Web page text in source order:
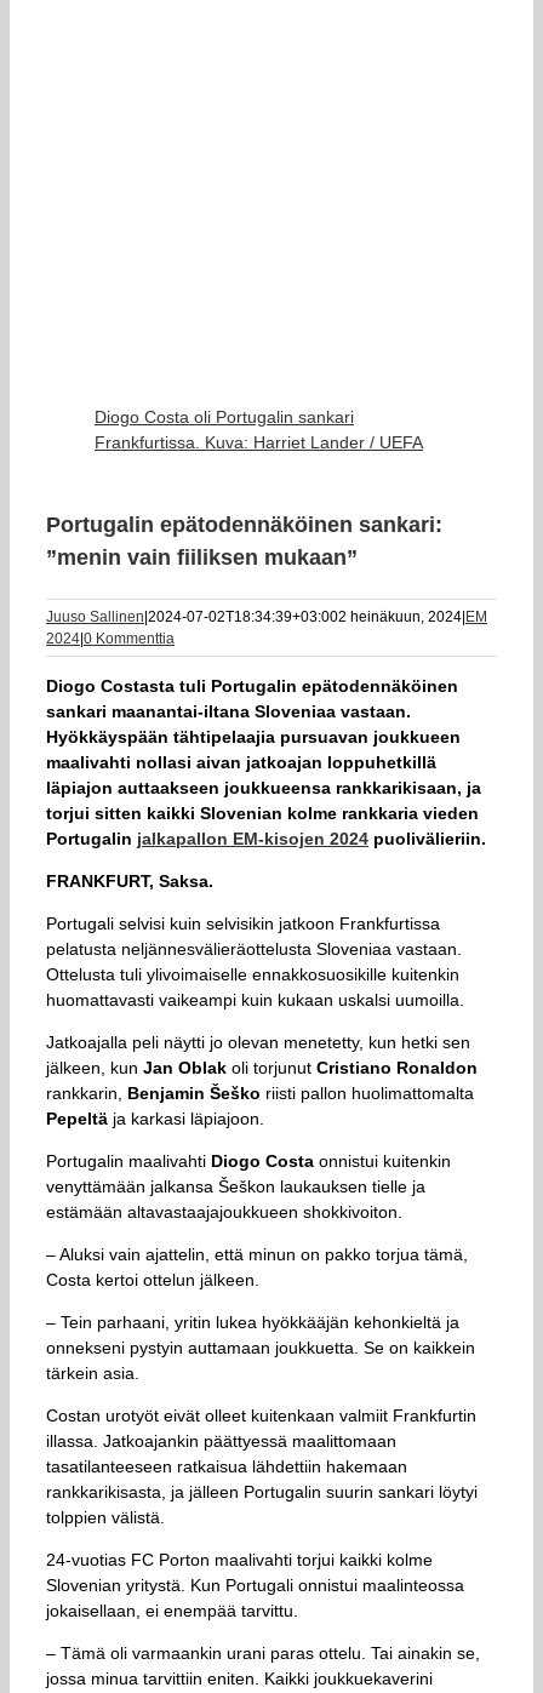
Diogo Costa oli Portugalin sankari
Frankfurtissa. Kuva: Harriet Lander / UEFA
Portugalin epätodennäköinen sankari:
”menin vain fiiliksen mukaan”
Juuso Sallinen 2024-07-02T18:34:39+03:002 heinäkuun, 2024 EM
2024 0 Kommenttia
Diogo Costasta tuli Portugalin epätodennäköinen
sankari maanantai-iltana Sloveniaa vastaan.
Hyökkäyspään tähtipelaajia pursuavan joukkueen
maalivahti nollasi aivan jatkoajan loppuhetkillä
läpiajon auttaakseen joukkueensa rankkarikisaan, ja
torjui sitten kaikki Slovenian kolme rankkaria vieden
Portugalin jalkapallon EM-kisojen 2024 puolivälieriin.
FRANKFURT, Saksa.
Portugali selvisi kuin selvisikin jatkoon Frankfurtissa
pelatusta neljännesvälieräottelusta Sloveniaa vastaan.
Ottelusta tuli ylivoimaiselle ennakkosuosikille kuitenkin
huomattavasti vaikeampi kuin kukaan uskalsi uumoilla.
Jatkoajalla peli näytti jo olevan menetetty, kun hetki sen
jälkeen, kun Jan Oblak oli torjunut Cristiano Ronaldon
rankkarin, Benjamin Šeško riisti pallon huolimattomalta
Pepeltä ja karkasi läpiajoon.
Portugalin maalivahti Diogo Costa onnistui kuitenkin
venyttämään jalkansa Šeškon laukauksen tielle ja
estämään altavastaajajoukkueen shokkivoiton.
– Aluksi vain ajattelin, että minun on pakko torjua tämä,
Costa kertoi ottelun jälkeen.
– Tein parhaani, yritin lukea hyökkääjän kehonkieltä ja
onnekseni pystyin auttamaan joukkuetta. Se on kaikkein
tärkein asia.
Costan urotyöt eivät olleet kuitenkaan valmiit Frankfurtin
illassa. Jatkoajankin päättyessä maalittomaan
tasatilanteeseen ratkaisua lähdettiin hakemaan
rankkarikisasta, ja jälleen Portugalin suurin sankari löytyi
tolppien välistä.
24-vuotias FC Porton maalivahti torjui kaikki kolme
Slovenian yritystä. Kun Portugali onnistui maalinteossa
jokaisellaan, ei enempää tarvittu.
– Tämä oli varmaankin urani paras ottelu. Tai ainakin se,
jossa minua tarvittiin eniten. Kaikki joukkuekaverini